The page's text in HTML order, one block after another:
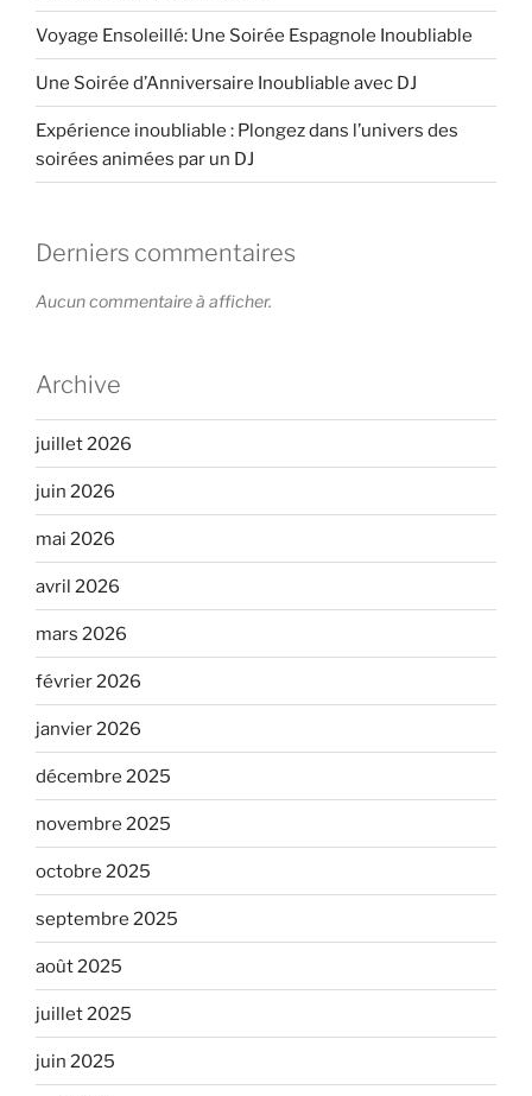
Voyage Ensoleillé: Une Soirée Espagnole Inoubliable
Une Soirée d’Anniversaire Inoubliable avec DJ
Expérience inoubliable : Plongez dans l’univers des
soirées animées par un DJ
Derniers commentaires
Aucun commentaire à afficher.
Archive
juillet 2026
juin 2026
mai 2026
avril 2026
mars 2026
février 2026
janvier 2026
décembre 2025
novembre 2025
octobre 2025
septembre 2025
août 2025
juillet 2025
juin 2025